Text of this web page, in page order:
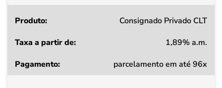
Consignado Privado CLT
1,89% a.m.
parcelamento em até 96x